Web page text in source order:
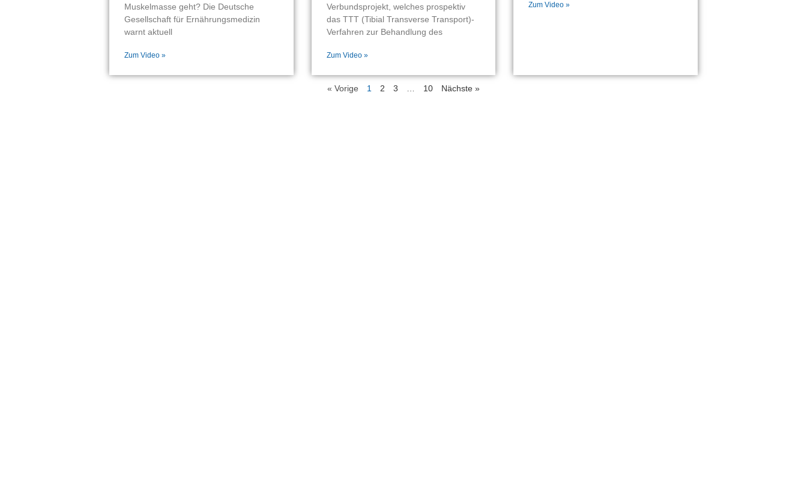
Muskelmasse geht? Die Deutsche
Gesellschaft für Ernährungsmedizin
warnt aktuell
Zum Video »
Verbundsprojekt, welches prospektiv
das TTT (Tibial Transverse Transport)-
Verfahren zur Behandlung des
Zum Video »
Zum Video »
« Vorige 1 2 3 … 10 Nächste »